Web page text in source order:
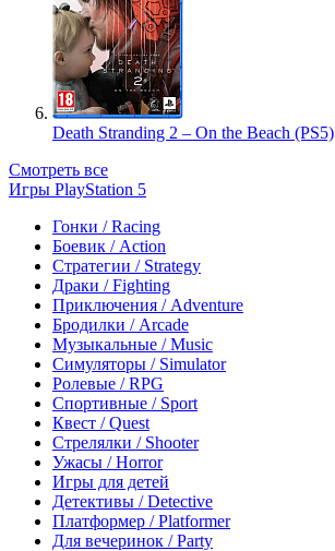
Death Stranding 2 – On the Beach (PS5)
Смотреть все
Игры PlayStation 5
Гонки / Racing
Боевик / Action
Стратегии / Strategy
Драки / Fighting
Приключения / Adventure
Бродилки / Arcade
Музыкальные / Music
Симуляторы / Simulator
Ролевые / RPG
Спортивные / Sport
Квест / Quest
Стрелялки / Shooter
Ужасы / Horror
Игры для детей
Детективы / Detective
Платформер / Platformer
Для вечеринок / Party